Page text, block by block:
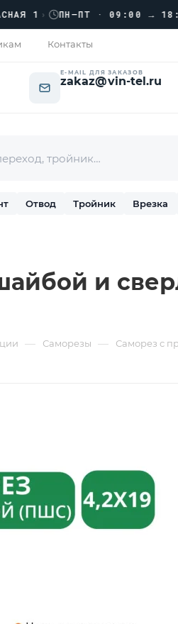
1› ПН–ПТ · 09:00 → 18:00
Контакты
E-MAIL ДЛЯ ЗАКАЗОВ
zakaz@vin-tel.ru
Отвод Тройник Врезка
и
— Саморезы — Саморез с